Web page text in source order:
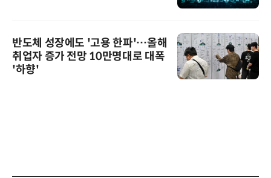
반도체 성장에도 '고용 한파'…올해
취업자 증가 전망 10만명대로 대폭
'하향'